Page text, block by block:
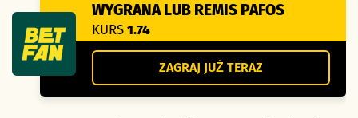
WYGRANA LUB REMIS PAFOS
KURS 1.74
ZAGRAJ JUŻ TERAZ